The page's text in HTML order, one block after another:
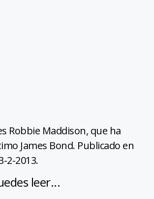
Robbie Maddison, que ha
James Bond. Publicado en
2-2013.
leer...